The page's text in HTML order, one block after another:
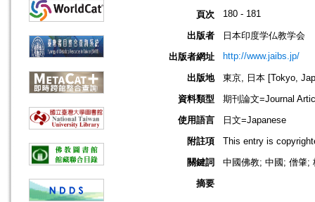
頁次 180 - 181
出版者
日本印度学仏教学会
出版者網址
http://www.jaibs.jp/
出版地
東京, 日本 [Tokyo,
資料類型
期刊論文=Journal
使用語言
日文=Japanese
附註項
This entry is
關鍵詞
中國佛教; 中國; 僧肇;
摘要